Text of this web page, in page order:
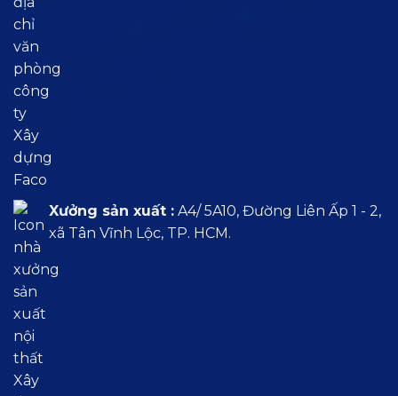
Xưởng sản xuất : A4/ 5A10, Đường Liên Ấp 1 - 2,
xã Tân Vĩnh Lộc, TP. HCM.